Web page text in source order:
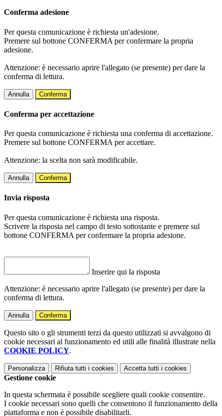
Conferma adesione
Per questa comunicazione è richiesta un'adesione.
Premere sul bottone CONFERMA per confermare la propria
adesione.
Attenzione: è necessario aprire l'allegato (se presente) per dare la
conferma di lettura.
Annulla Conferma
Conferma per accettazione
Per questa comunicazione è richiesta una conferma di accettazione.
Premere sul bottone CONFERMA per accettare.
Attenzione: la scelta non sarà modificabile.
Annulla Conferma
Invia risposta
Per questa comunicazione è richiesta una risposta.
Scrivere la risposta nel campo di testo sottostante e premere sul
bottone CONFERMA per confermare la propria adesione.
Inserire qui la risposta
Attenzione: è necessario aprire l'allegato (se presente) per dare la
conferma di lettura.
Annulla Conferma
Questo sito o gli strumenti terzi da questo utilizzati si avvalgono di
cookie necessari al funzionamento ed utili alle finalità illustrate nella
COOKIE POLICY.
Personalizza Rifiuta tutti i cookies Accetta tutti i cookies
Gestione cookie
In questa schermata è possibile scegliere quali cookie consentire.
I cookie necessari sono quelli che consentono il funzionamento della
piattaforma e non è possibile disabilitarli.